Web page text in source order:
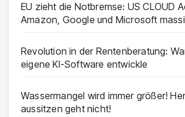
EU zieht die Notbremse: US CLOUD
Amazon, Google und Microsoft
Revolution in der Rentenberatung:
eigene KI-Software entwickle
Wassermangel wird immer größer!
aussitzen geht nicht!